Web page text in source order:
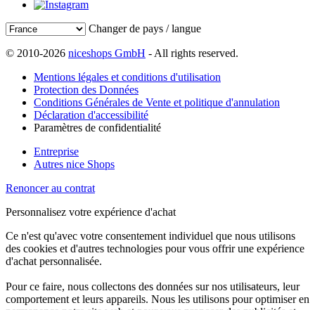
Changer de pays / langue
© 2010-2026 niceshops GmbH - All rights reserved.
Mentions légales et conditions d'utilisation
Protection des Données
Conditions Générales de Vente et politique d'annulation
Déclaration d'accessibilité
Paramètres de confidentialité
Entreprise
Autres nice Shops
Renoncer au contrat
Personnalisez votre expérience d'achat
Ce n'est qu'avec votre consentement individuel que nous utilisons
des cookies et d'autres technologies pour vous offrir une expérience
d'achat personnalisée.
Pour ce faire, nous collectons des données sur nos utilisateurs, leur
comportement et leurs appareils. Nous les utilisons pour optimiser en